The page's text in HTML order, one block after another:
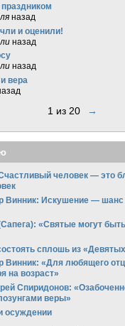
назад
и оценили!
назад
назад
вера
1 из 20 →
человек — это
Винник: Искушение —
«Святые могут
сплошь из
Винник: «Для любящего
на возраст»
Спиридонов:
веры»
осуждении